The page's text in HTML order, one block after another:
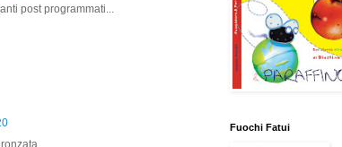
post programmati...
Fuochi Fatui